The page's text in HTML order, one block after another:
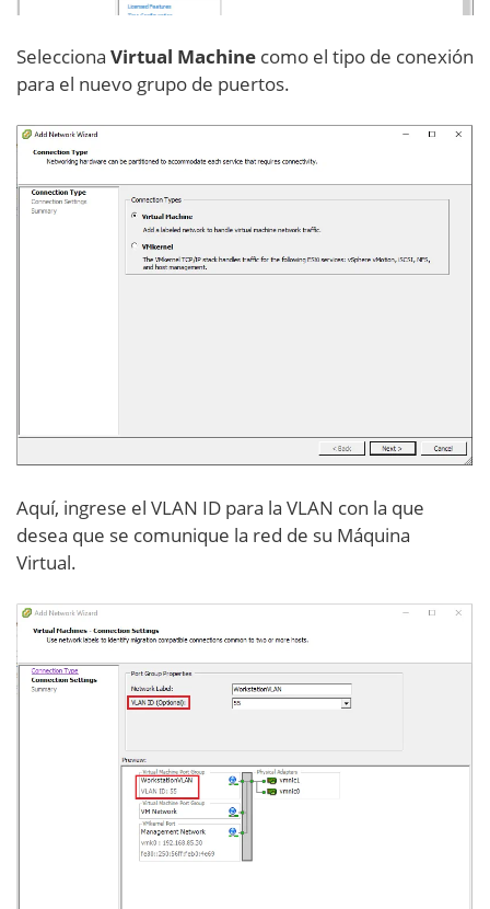
Selecciona Virtual Machine como el tipo de conexión
para el nuevo grupo de puertos.
Aquí, ingrese el VLAN ID para la VLAN con la que
desea que se comunique la red de su Máquina
Virtual.